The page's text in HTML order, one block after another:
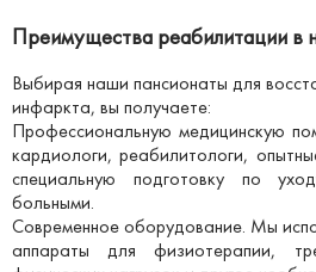
Преимущества реабилитации в
Выбирая наши пансионаты для
инфаркта, вы получаете:
Профессиональную медицинскую
кардиологи, реабилитологи,
специальную подготовку по
больными.
Современное оборудование. Мы
аппараты для физиотерапии,